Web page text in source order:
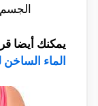
يمكنك أيضا
الماء الساخن